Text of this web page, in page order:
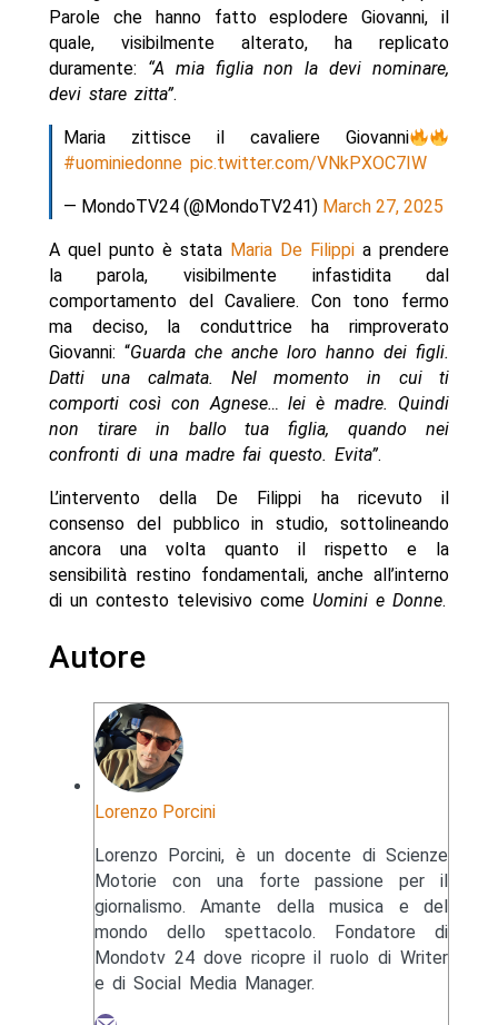
Parole che hanno fatto esplodere Giovanni, il
quale, visibilmente alterato, ha replicato
duramente: “A mia figlia non la devi nominare,
devi stare zitta”.
Maria zittisce il cavaliere Giovanni
#uominiedonne pic.twitter.com/VNkPXOC7IW
— MondoTV24 (@MondoTV241) March 27, 2025
A quel punto è stata Maria De Filippi a prendere
la parola, visibilmente infastidita dal
comportamento del Cavaliere. Con tono fermo
ma deciso, la conduttrice ha rimproverato
Giovanni: “Guarda che anche loro hanno dei figli.
Datti una calmata. Nel momento in cui ti
comporti così con Agnese… lei è madre. Quindi
non tirare in ballo tua figlia, quando nei
confronti di una madre fai questo. Evita”.
L’intervento della De Filippi ha ricevuto il
consenso del pubblico in studio, sottolineando
ancora una volta quanto il rispetto e la
sensibilità restino fondamentali, anche all’interno
di un contesto televisivo come Uomini e Donne.
Autore
Lorenzo Porcini
Lorenzo Porcini, è un docente di Scienze
Motorie con una forte passione per il
giornalismo. Amante della musica e del
mondo dello spettacolo. Fondatore di
Mondotv 24 dove ricopre il ruolo di Writer
e di Social Media Manager.